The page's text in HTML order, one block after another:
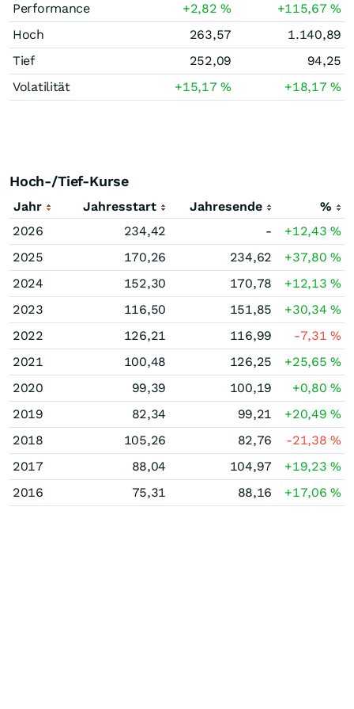
Performance
+2,82% +115,67%
Hoch
263,57
1.140,89
Tief
252,09
94,25
Volatilität
+15,17% +18,17%
Hoch-/Tief-Kurse
Jahr Jahresstart Jahresende
%
2026
234,42 - +12,43%
2025
170,26 234,62 +37,80%
2024
152,30 170,78 +12,13%
2023
116,50 151,85 +30,34%
2022
126,21 116,99 -7,31%
2021
100,48 126,25 +25,65%
2020
99,39 100,19 +0,80%
2019
82,34 99,21 +20,49%
2018
105,26 82,76 -21,38%
2017
88,04 104,97 +19,23%
2016
75,31 88,16 +17,06%